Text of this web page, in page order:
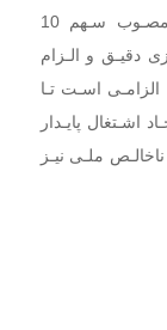
گـذاری صـورت گرفتـه در اسـناد بالادسـتی مصـوب سـهم 10
ریـزی دقیـق و الـزام
اسـت تـا
اشـتغال پایـدار
ملـی نیـز